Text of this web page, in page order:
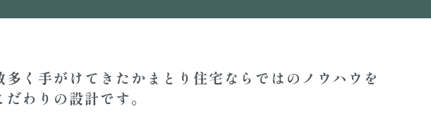
多く手がけてきたかまとり住宅ならではのノウハウを
わりの設計です。